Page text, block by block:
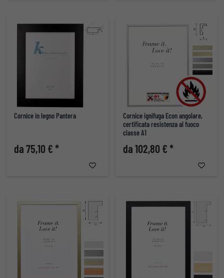
Cornice in legno Pantera
da 75,10 € *
Cornice ignifuga Econ angolare,
certificata resistenza al fuoco
classe A1
da 102,80 € *